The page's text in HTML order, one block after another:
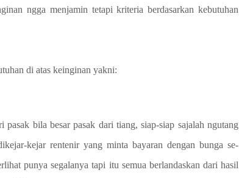
ngga menjamin tetapi kriteria berdasarkan kebutuhan
di atas keinginan yakni:
bila besar pasak dari tiang, siap-siap sajalah ngutang
kejar rentenir yang minta bayaran dengan bunga se-
punya segalanya tapi itu semua berlandaskan dari hasil